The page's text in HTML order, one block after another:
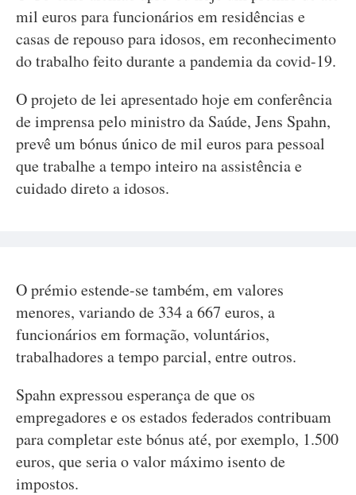
mil euros para funcionários em residências e
casas de repouso para idosos, em reconhecimento
do trabalho feito durante a pandemia da covid-19.
O projeto de lei apresentado hoje em conferência
de imprensa pelo ministro da Saúde, Jens Spahn,
prevê um bónus único de mil euros para pessoal
que trabalhe a tempo inteiro na assistência e
cuidado direto a idosos.
O prémio estende-se também, em valores
menores, variando de 334 a 667 euros, a
funcionários em formação, voluntários,
trabalhadores a tempo parcial, entre outros.
Spahn expressou esperança de que os
empregadores e os estados federados contribuam
para completar este bónus até, por exemplo, 1.500
euros, que seria o valor máximo isento de
impostos.